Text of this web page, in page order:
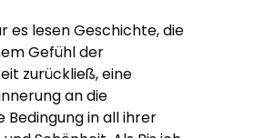
es lesen Geschichte, die
Gefühl der
zurückließ, eine
an die
Bedingung in all ihrer